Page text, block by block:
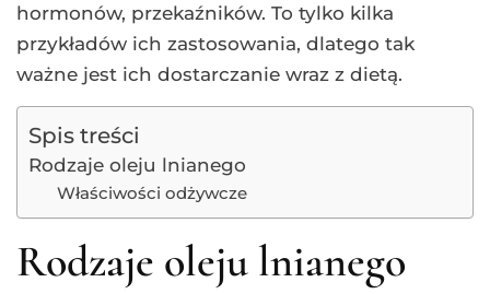
hormonów, przekaźników. To tylko kilka
przykładów ich zastosowania, dlatego tak
ważne jest ich dostarczanie wraz z dietą.
Spis treści
Rodzaje oleju lnianego
Właściwości odżywcze
Rodzaje oleju lnianego